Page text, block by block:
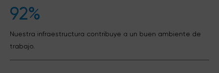
92%
Nuestra infraestructura contribuye a un buen ambiente de
trabajo.